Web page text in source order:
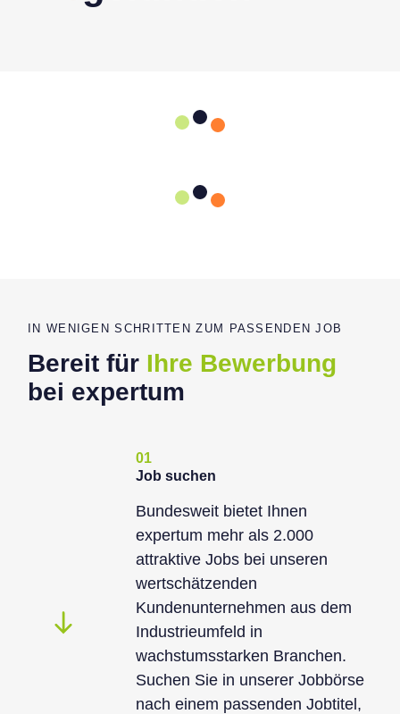
IN WENIGEN SCHRITTEN ZUM PASSENDEN JOB
Bereit für Ihre Bewerbung
bei expertum
01
Job suchen
Bundesweit bietet Ihnen
expertum mehr als 2.000
attraktive Jobs bei unseren
wertschätzenden
Kundenunternehmen aus dem
Industrieumfeld in
wachstumsstarken Branchen.
Suchen Sie in unserer Jobbörse
nach einem passenden Jobtitel,